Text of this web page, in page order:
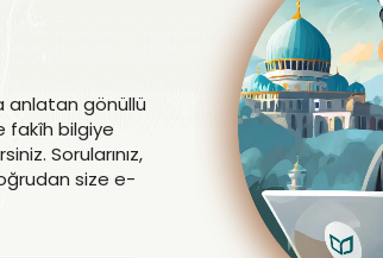
anlatan gönüllü
fakîh bilgiye
Sorularınız,
size e-